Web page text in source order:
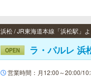
浜松 / JR東海道本線「浜松駅」
OPEN ラ・パルレ 浜
営業時間：月12:00～20:00/